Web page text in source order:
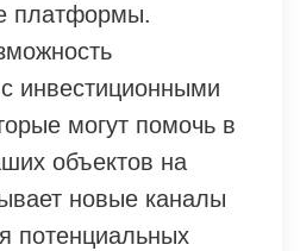
платформы.
инвестиционными
могут помочь в
объектов на
новые каналы
потенциальных